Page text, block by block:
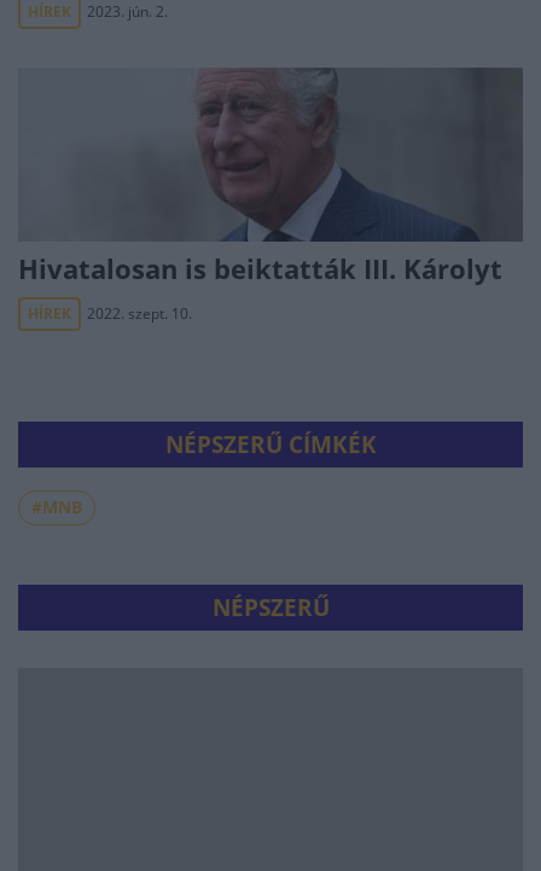
HÍREK 2023. jún. 2.
Hivatalosan is beiktatták III. Károlyt
HÍREK 2022. szept. 10.
NÉPSZERŰ CÍMKÉK
#MNB
NÉPSZERŰ